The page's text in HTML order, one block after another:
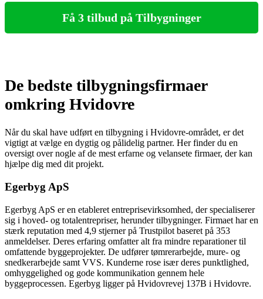
Få 3 tilbud på Tilbygninger
De bedste tilbygningsfirmaer
omkring Hvidovre
Når du skal have udført en tilbygning i Hvidovre-området, er det
vigtigt at vælge en dygtig og pålidelig partner. Her finder du en
oversigt over nogle af de mest erfarne og velansete firmaer, der kan
hjælpe dig med dit projekt.
Egerbyg ApS
Egerbyg ApS er en etableret entreprisevirksomhed, der specialiserer
sig i hoved- og totalentrepriser, herunder tilbygninger. Firmaet har en
stærk reputation med 4,9 stjerner på Trustpilot baseret på 353
anmeldelser. Deres erfaring omfatter alt fra mindre reparationer til
omfattende byggeprojekter. De udfører tømrerarbejde, mure- og
snedkerarbejde samt VVS. Kunderne rose især deres punktlighed,
omhyggelighed og gode kommunikation gennem hele
byggeprocessen. Egerbyg ligger på Hvidovrevej 137B i Hvidovre.